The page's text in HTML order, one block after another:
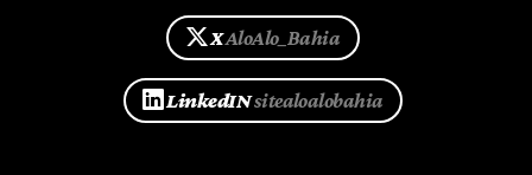
XAloAlo_Bahia
LinkedINsitealoalobahia